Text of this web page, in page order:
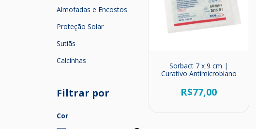
Almofadas e Encostos
Proteção Solar
Sutiãs
Calcinhas
Filtrar por
Cor
Sorbact 7 x 9 cm |
Curativo Antimicrobiano
R$77,00